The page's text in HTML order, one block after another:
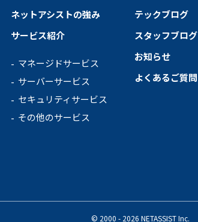
ネットアシストの強み
サービス紹介
マネージドサービス
サーバーサービス
セキュリティサービス
その他のサービス
テックブログ
スタッフブログ
お知らせ
よくあるご質問
© 2000 - 2026 NETASSIST Inc.